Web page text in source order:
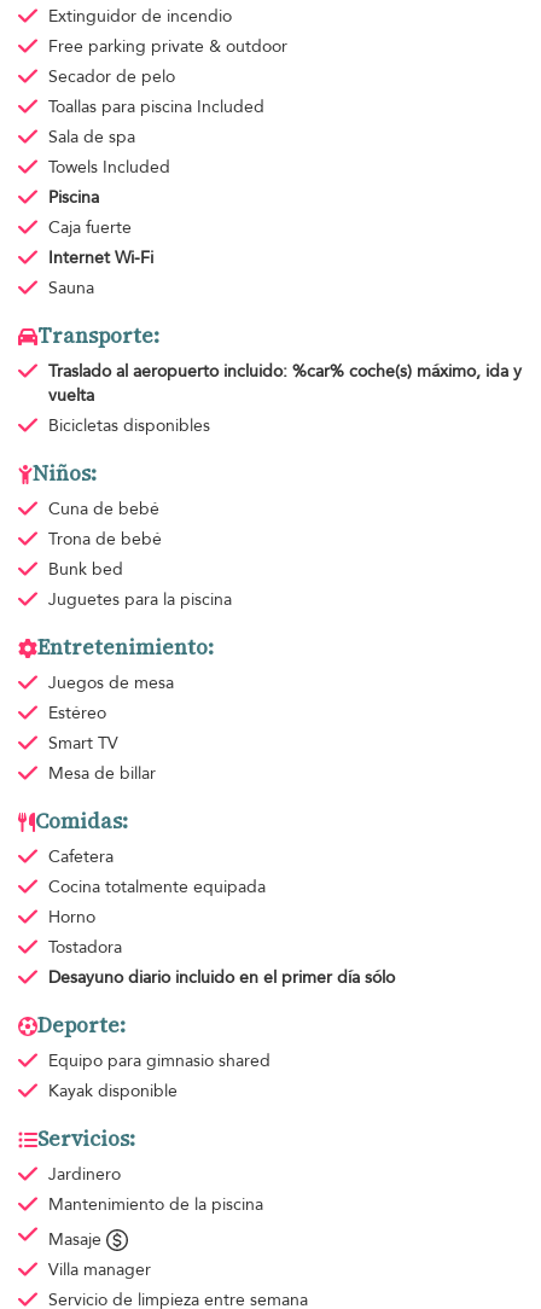
Extinguidor de incendio
Free parking private & outdoor
Secador de pelo
Toallas para piscina Included
Sala de spa
Towels Included
Piscina
Caja fuerte
Internet Wi-Fi
Sauna
Transporte:
Traslado al aeropuerto incluido: %car% coche(s) máximo, ida y
vuelta
Bicicletas disponibles
Niños:
Cuna de bebé
Trona de bebé
Bunk bed
Juguetes para la piscina
Entretenimiento:
Juegos de mesa
Estéreo
Smart TV
Mesa de billar
Comidas:
Cafetera
Cocina totalmente equipada
Horno
Tostadora
Desayuno diario incluido en el primer día sólo
Deporte:
Equipo para gimnasio shared
Kayak disponible
Servicios:
Jardinero
Mantenimiento de la piscina
Masaje
Villa manager
Servicio de limpieza entre semana